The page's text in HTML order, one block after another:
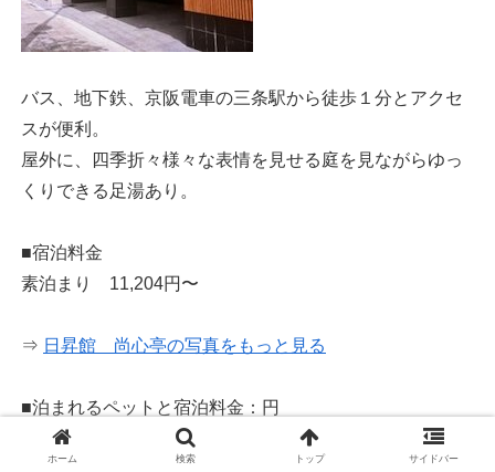
バス、地下鉄、京阪電車の三条駅から徒歩１分とアクセ
スが便利。
屋外に、四季折々様々な表情を見せる庭を見ながらゆっ
くりできる足湯あり。
■宿泊料金
素泊まり 11,204円〜
⇒ 日昇館 尚心亭の写真をもっと見る
■泊まれるペットと宿泊料金：円
（-はペットの宿泊不可）
ホーム 検索 トップ サイドバー